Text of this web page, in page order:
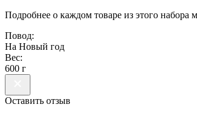
Подробнее о каждом товаре из этого набора
Повод:
На Новый год
Вес:
600 г
Оставить отзыв